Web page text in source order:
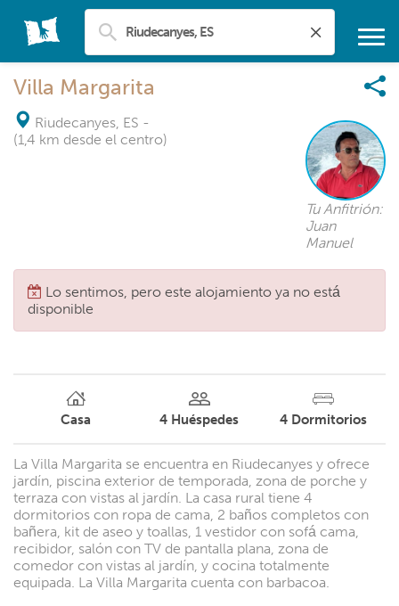
Villa Margarita
Riudecanyes, ES -
(1,4 km desde el centro)
Tu Anfitrión:
Juan
Manuel
Lo sentimos, pero este alojamiento ya no está
disponible
Casa 4 Huéspedes 4 Dormitorios
La Villa Margarita se encuentra en Riudecanyes y ofrece
jardín, piscina exterior de temporada, zona de porche y
terraza con vistas al jardín. La casa rural tiene 4
dormitorios con ropa de cama, 2 baños completos con
bañera, kit de aseo y toallas, 1 vestidor con sofá cama,
recibidor, salón con TV de pantalla plana, zona de
comedor con vistas al jardín, y cocina totalmente
equipada. La Villa Margarita cuenta con barbacoa.